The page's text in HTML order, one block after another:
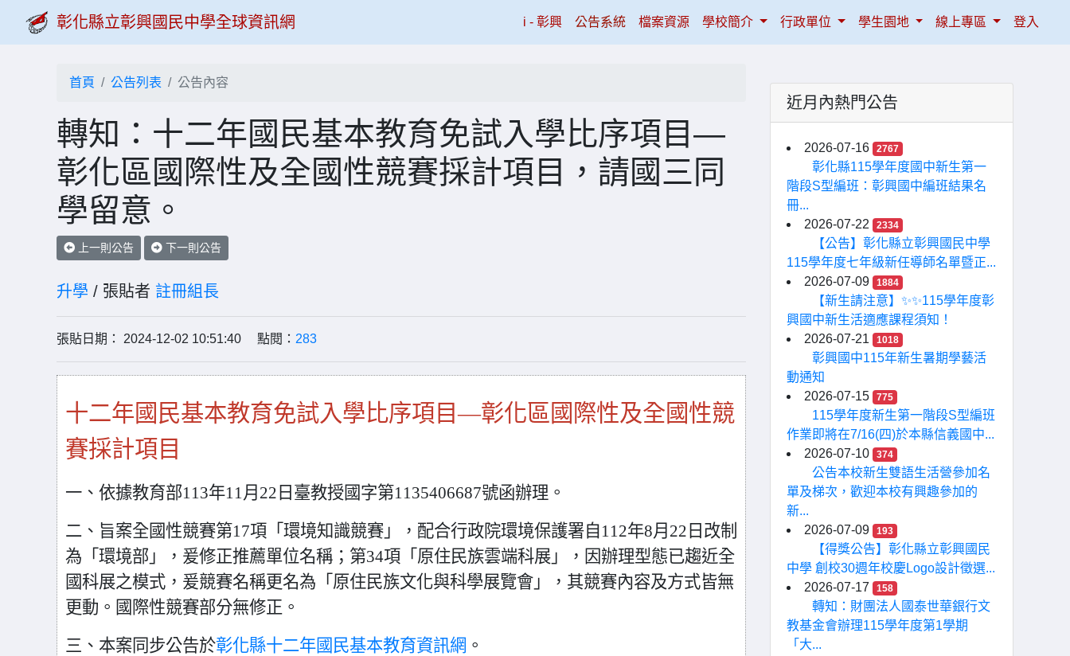
彰化縣立彰興國民中學全球資訊網 i - 彰興(current)
公告系統 檔案資源 學校簡介 行政單位 學生園地 線上專區 登入
首頁 公告列表 公告內容
轉知：十二年國民基本教育免試入學比序項目—
彰化區國際性及全國性競賽採計項目，請國三同
學留意。
上一則公告 下一則公告
升學 / 張貼者 註冊組長
張貼日期： 2024-12-02 10:51:40 點閱： 283
十二年國民基本教育免試入學比序項目—彰化區國際性及全國性競
賽採計項目
一、依據教育部113年11月22日臺教授國字第1135406687號函辦理。
二、旨案全國性競賽第17項「環境知識競賽」，配合行政院環境保護署自112年8月22日改制
為「環境部」，爰修正推薦單位名稱；第34項「原住民族雲端科展」，因辦理型態已趨近全
國科展之模式，爰競賽名稱更名為「原住民族文化與科學展覽會」，其競賽內容及方式皆無
更動。國際性競賽部分無修正。
三、本案同步公告於彰化縣十二年國民基本教育資訊網 。
近月內熱門公告
2026-07-16 2767
彰化縣115學年度國中新生第一
階段S型編班：彰興國中編班結果名
冊...
2026-07-22
2334
【公告】彰化縣立彰興國民中學
115學年度七年級新任導師名單暨正...
2026-07-09
1884
【新生請注意】✨✨115學年度彰
興國中新生活適應課程須知！
2026-07-21
1018
彰興國中115年新生暑期學藝活
動通知
2026-07-15
775
115學年度新生第一階段S型編班
作業即將在7/16(四)於本縣信義國中...
2026-07-10
374
公告本校新生雙語生活營參加名
單及梯次，歡迎本校有興趣參加的
新...
2026-07-09
193
【得獎公告】彰化縣立彰興國民
中學 創校30週年校慶Logo設計徵選...
2026-07-17
158
轉知：財團法人國泰世華銀行文
教基金會辦理115學年度第1學期
「大...